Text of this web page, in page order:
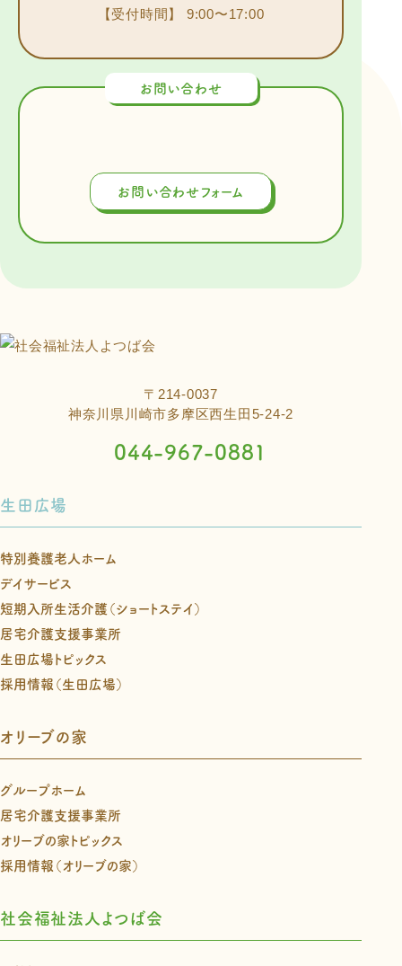
【受付時間】 9:00〜17:00
お問い合わせ
お問い合わせフォーム
〒214-0037
神奈川県川崎市多摩区西生田5-24-2
044-967-0881
生田広場
特別養護老人ホーム
デイサービス
短期入所生活介護（ショートステイ）
居宅介護支援事業所
生田広場トピックス
採用情報（生田広場）
オリーブの家
グループホーム
居宅介護支援事業所
オリーブの家トピックス
採用情報（オリーブの家）
社会福祉法人よつば会